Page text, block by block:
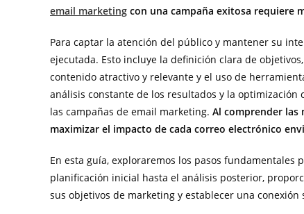
email marketing con una campaña exitosa requiere
Para captar la atención del público y mantener su
ejecutada. Esto incluye la definición clara de
contenido atractivo y relevante y el uso de
análisis constante de los resultados y la
las campañas de email marketing. Al comprender las
maximizar el impacto de cada correo electrónico
En esta guía, exploraremos los pasos
planificación inicial hasta el análisis posterior,
sus objetivos de marketing y establecer una conexión